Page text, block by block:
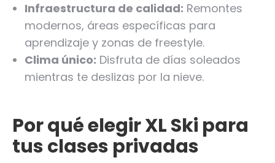
Infraestructura de calidad: Remontes
modernos, áreas específicas para
aprendizaje y zonas de freestyle.
Clima único: Disfruta de días soleados
mientras te deslizas por la nieve.
Por qué elegir XL Ski para
tus clases privadas